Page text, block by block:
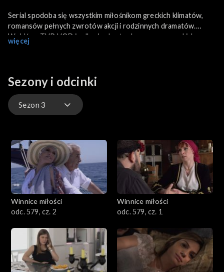
Serial spodoba się wszystkim miłośnikom greckich klimatów,
romansów pełnych zwrotów akcji i rodzinnych dramatów.
Wejdź na TVP VOD i odkryj sekrety skrywane w greckich
winnicach!
więcej
Sezony i odcinki
Sezon 3
Sezon 2
Winnice miłości
odc. 579, cz. 2
Winnice miłości
odc. 579, cz. 1